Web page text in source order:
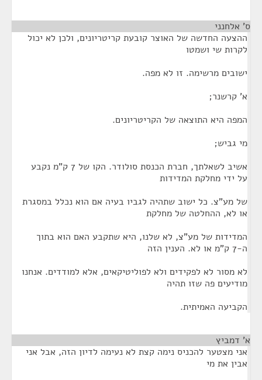
ס' אלחנני
ההצעה החדשה של האוצר קובעת קריטריונים, ולכן לא יכול
לקרות שי ושמטו
ישובים מרשימה. זו לא מפה.
א' קרשנר;
המפה היא התוצאה של הקריטריונים.
מי גביש;
אשיב לשאלתך, חברת הכנסת סולודר. הקו של 7 ק"מ נקבע
על ידי מחלקת המדידות
של מע"צ. כל ישוב שתהיה לגביו בעיה אם הוא נכלל במסגרת
או לא, ההחלטה של מחלקת
המדידות של מע"צ, לא שלנו, היא שתקבע האם הוא בתוך
ה-7 ק"מ או לא. הענין הזה
לא מסור לא לפקידים ולא לפוליטיקאים, אלא למודדים. אנחנו
מודיעים פה שזו תהיה
הקביעה האמיתית.
א' דמביץ
אני מצטער להכניס נימה קצת לא נעימה לדיון הזה, אבל אני
אבין את מי